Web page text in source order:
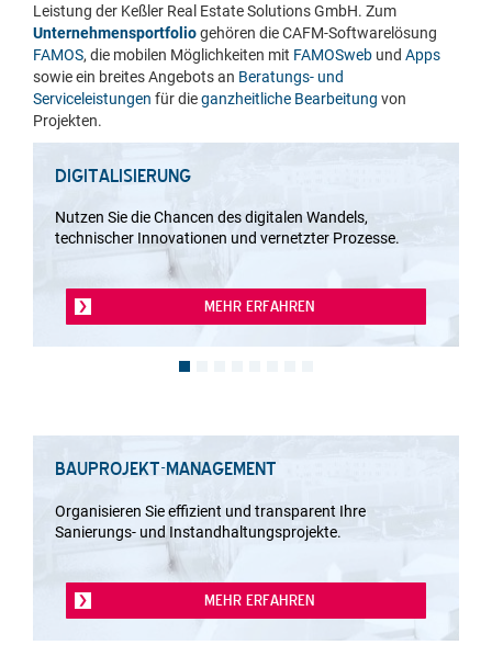
Leistung der Keßler Real Estate Solutions GmbH. Zum
Unternehmensportfoliogehören die CAFM-Softwarelösung
FAMOS, die mobilen Möglichkeiten mit FAMOSweb und Apps
sowie ein breites Angebots an Beratungs- und
Serviceleistungen für dieganzheitliche Bearbeitung von
Projekten.
DIGITALISIERUNG
Nutzen Sie die Chancen des digitalen Wandels,
technischer Innovationen und vernetzter Prozesse.
MEHR ERFAHREN
BAUPROJEKT-MANAGEMENT
Organisieren Sie effizient und transparent Ihre
Sanierungs- und Instandhaltungsprojekte.
MEHR ERFAHREN